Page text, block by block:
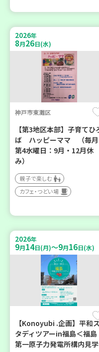
2026年
8月26日(水)
神戸市東灘区
【第3地区本部】子育てひ
ば ハッピーママ （毎月
第4水曜日：9月・12月休
み）
親子で楽しむ
カフェ・つどい場
2026年
9月14日(月)～9月16日(水)
【Konoyubi .企画】平和ス
タディツアーin福島＜福島
第一原子力発電所構内見学